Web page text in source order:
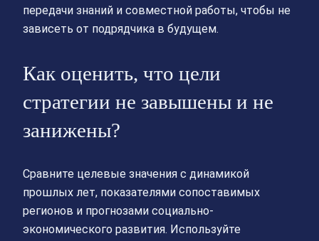
передачи знаний и совместной работы, чтобы не
зависеть от подрядчика в будущем.
Как оценить, что цели
стратегии не завышены и не
занижены?
Сравните целевые значения с динамикой
прошлых лет, показателями сопоставимых
регионов и прогнозами социально-
экономического развития. Используйте